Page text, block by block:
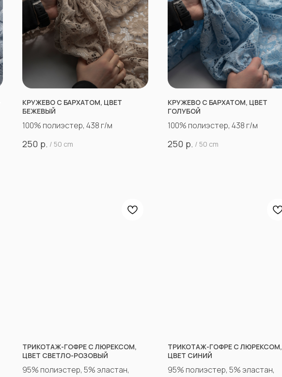
КРУЖЕВО С БАРХАТОМ, ЦВЕТ
БЕЖЕВЫЙ
100% полиэстер, 438 г/м
250 р. / 50 cm
КРУЖЕВО С БАРХАТОМ, ЦВЕТ
ГОЛУБОЙ
100% полиэстер, 438 г/м
250 р. / 50 cm
ТРИКОТАЖ-ГОФРЕ С ЛЮРЕКСОМ,
ЦВЕТ СВЕТЛО-РОЗОВЫЙ
95% полиэстер, 5% эластан,
ТРИКОТАЖ-ГОФРЕ С ЛЮРЕКСОМ,
ЦВЕТ СИНИЙ
95% полиэстер, 5% эластан,